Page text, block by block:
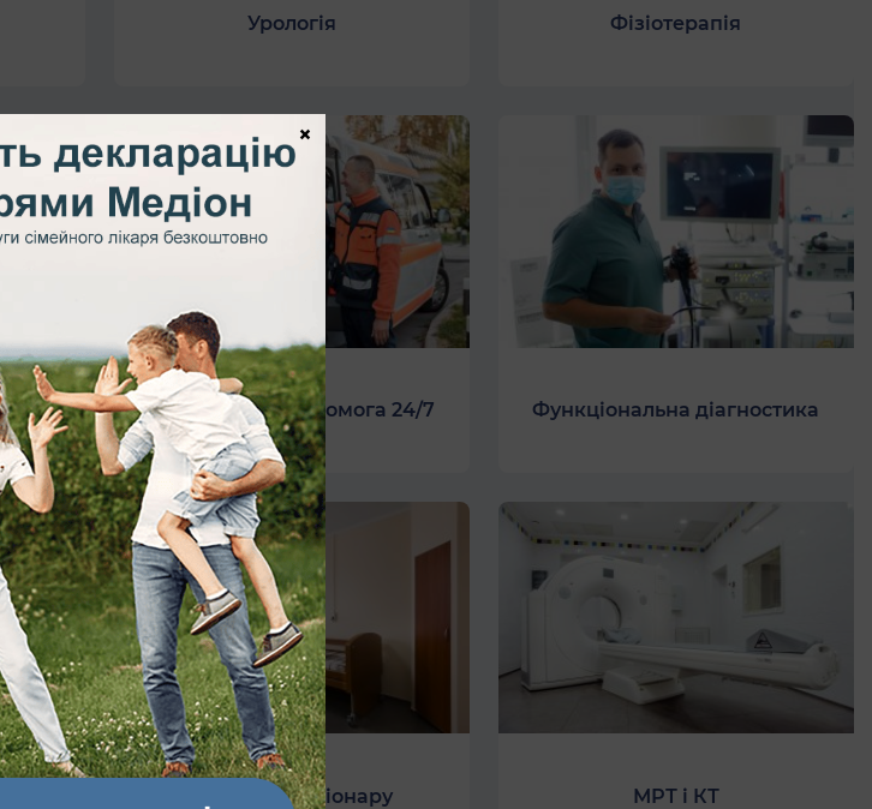
Урологія Фізіотерапія
Невідкладна допомога 24/7 Функціональна діагностика
Послуги стаціонару МРТ і КТ
×